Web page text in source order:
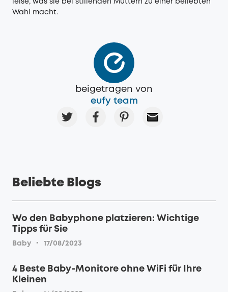
leise, was sie bei stillenden Müttern zu einer beliebten
Wahl macht.
beigetragen von
eufy team
Beliebte Blogs
Wo den Babyphone platzieren: Wichtige
Tipps für Sie
Baby · 17/08/2023
4 Beste Baby-Monitore ohne WiFi für Ihre
Kleinen